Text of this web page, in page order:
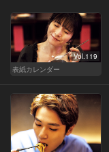
Vol.119
表紙カレンダー